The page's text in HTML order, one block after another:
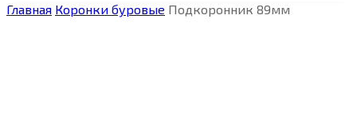
Главная Коронки буровые Подкоронник 89мм